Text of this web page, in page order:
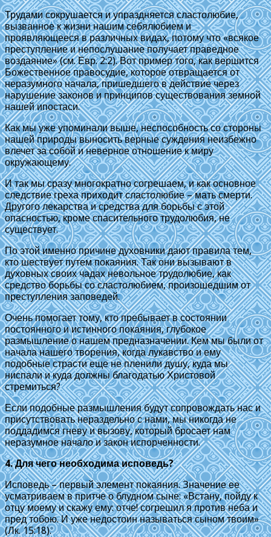
Трудами сокрушается и упраздняется сластолюбие,
вызванное к жизни нашим себялюбием и
проявляющееся в различных видах, потому что «всякое
преступление и непослушание получает праведное
воздаяние» (cм. Евр. 2:2). Вот пример того, как вершится
Божественное правосудие, которое отвращается от
неразумного начала, пришедшего в действие через
нарушение законов и принципов существования земной
нашей ипостаси.
Как мы уже упоминали выше, неспособность со стороны
нашей природы выносить верные суждения неизбежно
влечет за собой и неверное отношение к миру
окружающему.
И так мы сразу многократно согрешаем, и как основное
следствие греха приходит сластолюбие – мать смерти.
Другого лекарства и средства для борьбы с этой
опасностью, кроме спасительного трудолюбия, не
существует.
По этой именно причине духовники дают правила тем,
кто шествует путем покаяния. Так они вызывают в
духовных своих чадах невольное трудолюбие, как
средство борьбы со сластолюбием, произошедшим от
преступления заповедей.
Очень помогает тому, кто пребывает в состоянии
постоянного и истинного покаяния, глубокое
размышление о нашем предназначении. Кем мы были от
начала нашего творения, когда лукавство и ему
подобные страсти еще не пленили душу, куда мы
ниспали и куда должны благодатью Христовой
стремиться?
Если подобные размышления будут сопровождать нас и
присутствовать нераздельно с нами, мы никогда не
поддадимся гневу и вызову, который бросает нам
неразумное начало и закон испорченности.
4. Для чего необходима исповедь?
Исповедь – первый элемент покаяния. Значение ее
усматриваем в притче о блудном сыне: «Встану, пойду к
отцу моему и скажу ему: отче! согрешил я против неба и
пред тобою. И уже недостоин называться сыном твоим»
(Лк. 15:18).